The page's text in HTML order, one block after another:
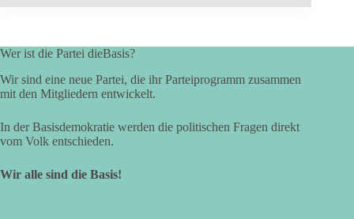
Wer ist die Partei dieBasis?
Wir sind eine neue Partei, die ihr Parteiprogramm zusammen
mit den Mitgliedern entwickelt.
In der Basisdemokratie werden die politischen Fragen direkt
vom Volk entschieden.
Wir alle sind die Basis!